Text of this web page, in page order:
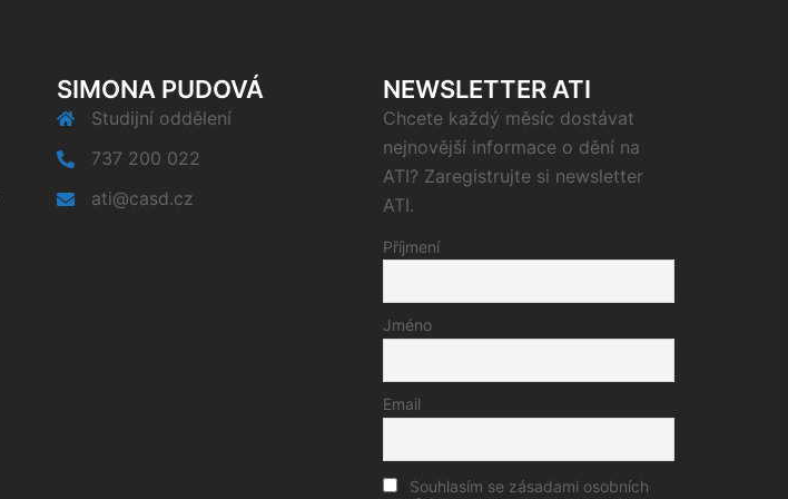
SIMONA PUDOVÁ
Studijní oddělení
737 200 022
ati@casd.cz
NEWSLETTER ATI
Chcete každý měsíc dostávat
nejnovější informace o dění na
ATI? Zaregistrujte si newsletter
ATI.
Příjmení
Jméno
Email
Souhlasím se zásadami osobních